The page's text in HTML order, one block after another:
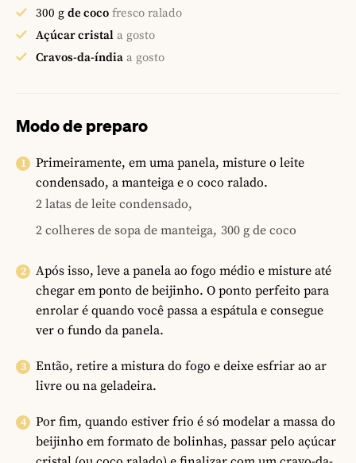
300 g de coco fresco ralado
Açúcar cristal a gosto
Cravos-da-índia a gosto
Modo de preparo
Primeiramente, em uma panela, misture o leite
condensado, a manteiga e o coco ralado.
2 latas de leite condensado,
2 colheres de sopa de manteiga, 300 g de coco
Após isso, leve a panela ao fogo médio e misture até
chegar em ponto de beijinho. O ponto perfeito para
enrolar é quando você passa a espátula e consegue
ver o fundo da panela.
Então, retire a mistura do fogo e deixe esfriar ao ar
livre ou na geladeira.
Por fim, quando estiver frio é só modelar a massa do
beijinho em formato de bolinhas, passar pelo açúcar